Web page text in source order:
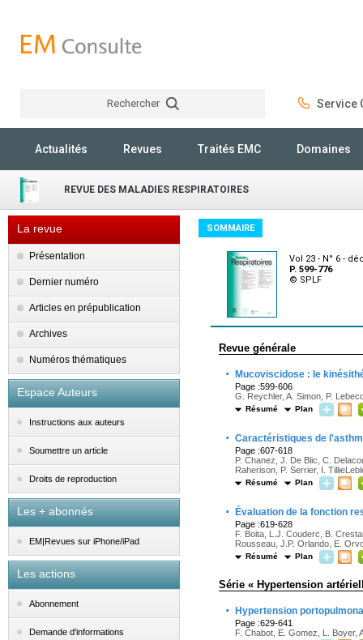
Rechercher Service
Actualités Revues Traités EMC Domaines
REVUE DES MALADIES RESPIRATOIRES
La revue
Présentation
Dernier numéro
Articles en prépublication
Archives
Numéros thématiques
Espace Auteurs
Instructions aux auteurs
Soumettre un article
Droits de reproduction
Les + abonnés
EM|Revues sur iPhone/iPad
Les actions
Abonnement
Demande d'informations
SOMMAIRE
Vol 23 - N° 6 -
P. 599-776
© SPLF
Revue générale
· Mucoviscidose : le
Page :599-606
G. Reychler, A. Simon, P.
Résumé Plan
· Caractéristiques de
Page :607-618
P. Chanez, J. De Blic, C.
Raherison, P. Serrier, I.
Résumé Plan
· Évaluation de la fonction
Page :619-628
F. Boita, L.J. Couderc, B.
Rousseau, J.P. Orlando, E.
Résumé Plan
Série « Hypertension
· Hypertension
Page :629-641
F. Chabot, E. Gomez, L. Boyer,